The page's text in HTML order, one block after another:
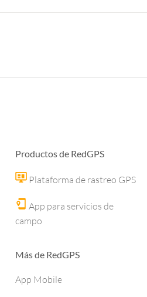
Productos de RedGPS
Plataforma de rastreo GPS
App para servicios de
campo
Más de RedGPS
App Mobile